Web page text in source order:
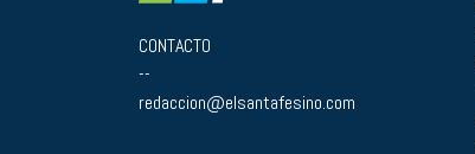
CONTACTO
--
redaccion@elsantafesino.com